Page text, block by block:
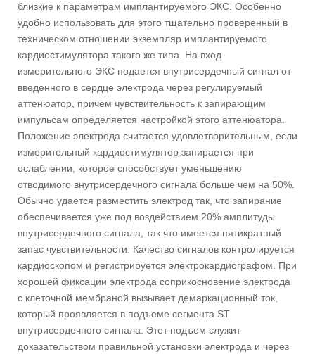
близкие к параметрам имплантируемого ЭКС. Особенно
удобно использовать для этого тщательно проверенный в
техническом отношении экземпляр имплантируемого
кардиостимулятора такого же типа. На вход
измерительного ЭКС подается внутрисердечный сигнал от
введенного в сердце электрода через регулируемый
аттенюатор, причем чувствительность к запирающим
импульсам определяется настройкой этого аттенюатора.
Положение электрода считается удовлетворительным, если
измерительный кардиостимулятор запирается при
ослаблении, которое способствует уменьшению
отводимого внутрисердечного сигнала больше чем на 50%.
Обычно удается разместить электрод так, что запирание
обеспечивается уже под воздействием 20% амплитуды
внутрисердечного сигнала, так что имеется пятикратный
запас чувствительности. Качество сигналов контролируется
кардиоскопом и регистрируется электрокардиографом. При
хорошей фиксации электрода соприкосновение электрода
с клеточной мембраной вызывает демаркационный ток,
который проявляется в подъеме сегмента ST
внутрисердечного сигнала. Этот подъем служит
доказательством правильной установки электрода и через